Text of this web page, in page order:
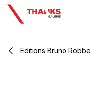
Se rendre au contenu
Editions Bruno Robbe